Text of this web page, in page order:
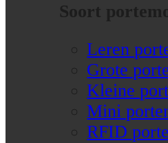
Soort
Leren
Grote
Kleine
Mini
RFID